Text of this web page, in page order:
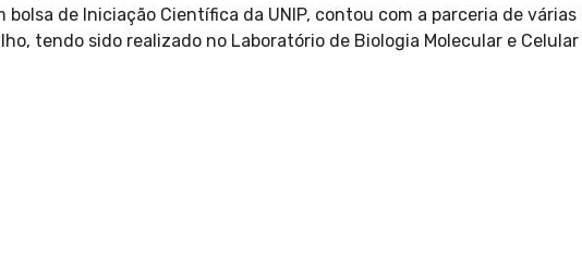
bolsa de Iniciação Científica da UNIP, contou com a parceria de
tendo sido realizado no Laboratório de Biologia Molecular e